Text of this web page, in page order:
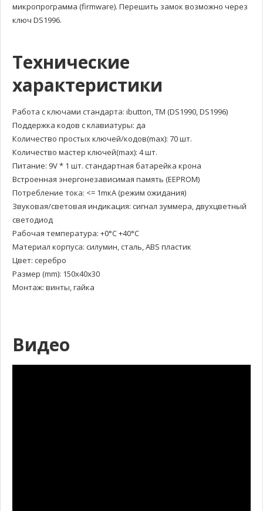
микропрограмма (firmware). Перешить замок возможно через
ключ DS1996.
Технические
характеристики
Работа с ключами стандарта: ibutton, TM (DS1990, DS1996)
Поддержка кодов с клавиатуры: да
Количество простых ключей/кодов(max): 70 шт.
Количество мастер ключей(max): 4 шт.
Питание: 9V * 1 шт. стандартная батарейка крона
Встроенная энергонезависимая память (EEPROM)
Потребление тока: <= 1mкA (режим ожидания)
Звуковая/световая индикация: сигнал зуммера, двухцветный
светодиод
Рабочая температура: +0°С +40°С
Материал корпуса: силумин, сталь, ABS пластик
Цвет: серебро
Размер (mm): 150х40х30
Монтаж: винты, гайка
Видео